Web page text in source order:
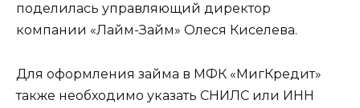
поделилась управляющий директор
компании «Лайм-Займ» Олеся Киселева.
Для оформления займа в МФК «МигКредит»
также необходимо указать СНИЛС или ИНН